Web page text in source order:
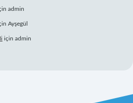
admin
Ayşegül
için admin